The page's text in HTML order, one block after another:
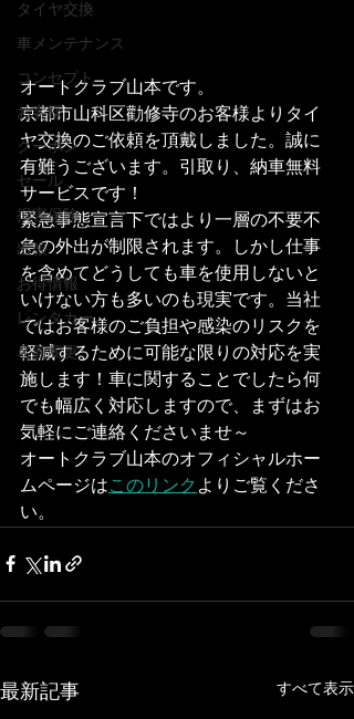
タイヤ交換
車メンテナンス
コンセプト
お客様
クーポン
セール
損害保険
出張
お得情報
レンタカー
名義変更
オートクラブ山本です。
京都市山科区勸修寺のお客様よりタイ
ヤ交換のご依頼を頂戴しました。誠に
有難うございます。引取り、納車無料
サービスです！
緊急事態宣言下ではより一層の不要不
急の外出が制限されます。しかし仕事
を含めてどうしても車を使用しないと
いけない方も多いのも現実です。当社
ではお客様のご負担や感染のリスクを
軽減するために可能な限りの対応を実
施します！車に関することでしたら何
でも幅広く対応しますので、まずはお
気軽にご連絡くださいませ～
オートクラブ山本のオフィシャルホー
ムページはこのリンク よりご覧くださ
い。
最新記事 すべて表示